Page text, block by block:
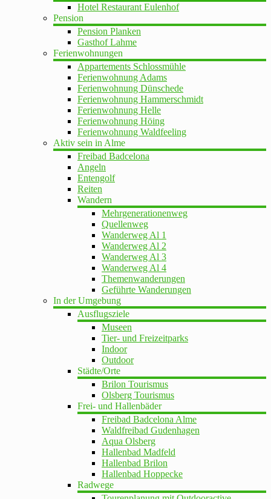
Hotel Restaurant Eulenhof
Pension
Pension Planken
Gasthof Lahme
Ferienwohnungen
Appartements Schlossmühle
Ferienwohnung Adams
Ferienwohnung Dünschede
Ferienwohnung Hammerschmidt
Ferienwohnung Helle
Ferienwohnung Höing
Ferienwohnung Waldfeeling
Aktiv sein in Alme
Freibad Badcelona
Angeln
Entengolf
Reiten
Wandern
Mehrgenerationenweg
Quellenweg
Wanderweg Al 1
Wanderweg Al 2
Wanderweg Al 3
Wanderweg Al 4
Themenwanderungen
Geführte Wanderungen
In der Umgebung
Ausflugsziele
Museen
Tier- und Freizeitparks
Indoor
Outdoor
Städte/Orte
Brilon Tourismus
Olsberg Tourismus
Frei- und Hallenbäder
Freibad Badcelona Alme
Waldfreibad Gudenhagen
Aqua Olsberg
Hallenbad Madfeld
Hallenbad Brilon
Hallenbad Hoppecke
Radwege